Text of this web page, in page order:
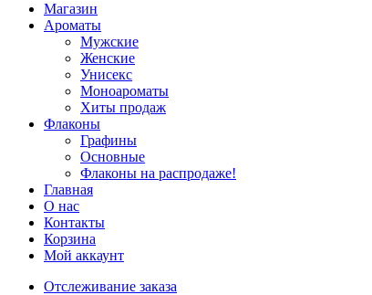
Магазин
Ароматы
Мужские
Женские
Унисекс
Моноароматы
Хиты продаж
Флаконы
Графины
Основные
Флаконы на распродаже!
Главная
О нас
Контакты
Корзина
Мой аккаунт
Отслеживание заказа